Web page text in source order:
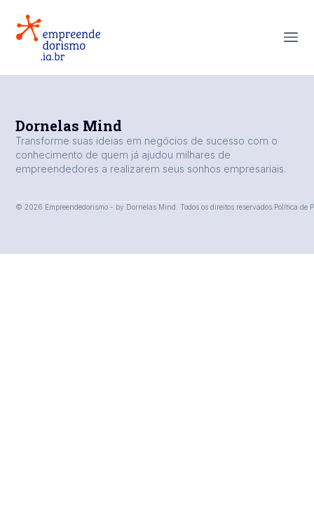
Dornelas Mind
Transforme suas ideias em negócios de sucesso com o
conhecimento de quem já ajudou milhares de
empreendedores a realizarem seus sonhos empresariais.
© 2026 Empreendedorismo - by Dornelas Mind. Todos os direitos reservados. Política de